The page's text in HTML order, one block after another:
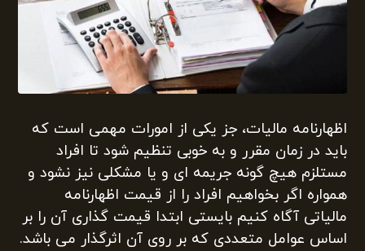
اظهارنامه مالیات، جز یکی از امورات مهمی است که
باید در زمان مقرر و به خوبی تنظیم شود تا افراد
مستلزم هیچ گونه جریمه ای و یا مشکلی نیز نشود و
همواره اگر بخواهیم افراد را از قیمت اظهارنامه
مالیاتی آگاه کنیم بایستی ابتدا قیمت گذاری آن را بر
اساس عوامل متعددی که بر روی آن اثرگذار می باشد.